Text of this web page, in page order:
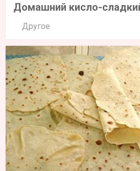
Домашний кисло-
Другое